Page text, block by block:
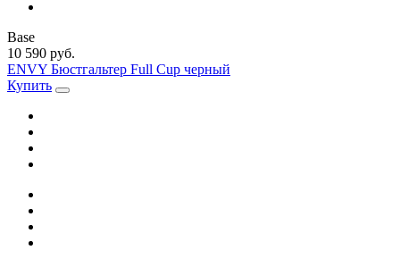
Base
10 590 руб.
ENVY Бюстгальтер Full Cup черный
Купить